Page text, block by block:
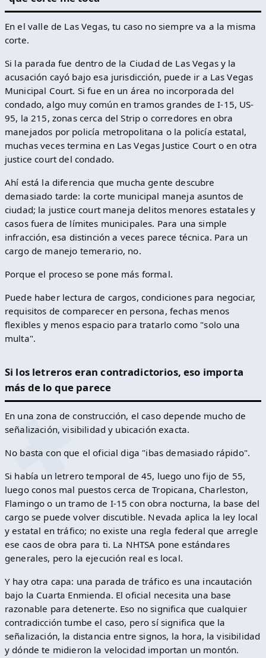
En el valle de Las Vegas, tu caso no siempre va a la misma
corte.
Si la parada fue dentro de la Ciudad de Las Vegas y la
acusación cayó bajo esa jurisdicción, puede ir a Las Vegas
Municipal Court. Si fue en un área no incorporada del
condado, algo muy común en tramos grandes de I-15, US-
95, la 215, zonas cerca del Strip o corredores en obra
manejados por policía metropolitana o la policía estatal,
muchas veces termina en Las Vegas Justice Court o en otra
justice court del condado.
Ahí está la diferencia que mucha gente descubre
demasiado tarde: la corte municipal maneja asuntos de
ciudad; la justice court maneja delitos menores estatales y
casos fuera de límites municipales. Para una simple
infracción, esa distinción a veces parece técnica. Para un
cargo de manejo temerario, no.
Porque el proceso se pone más formal.
Puede haber lectura de cargos, condiciones para negociar,
requisitos de comparecer en persona, fechas menos
flexibles y menos espacio para tratarlo como "solo una
multa".
Si los letreros eran contradictorios, eso importa
más de lo que parece
En una zona de construcción, el caso depende mucho de
señalización, visibilidad y ubicación exacta.
No basta con que el oficial diga "ibas demasiado rápido".
Si había un letrero temporal de 45, luego uno fijo de 55,
luego conos mal puestos cerca de Tropicana, Charleston,
Flamingo o un tramo de I-15 con obra nocturna, la base del
cargo se puede volver discutible. Nevada aplica la ley local
y estatal en tráfico; no existe una regla federal que arregle
ese caos de obra para ti. La NHTSA pone estándares
generales, pero la ejecución real es local.
Y hay otra capa: una parada de tráfico es una incautación
bajo la Cuarta Enmienda. El oficial necesita una base
razonable para detenerte. Eso no significa que cualquier
contradicción tumbe el caso, pero sí significa que la
señalización, la distancia entre signos, la hora, la visibilidad
y dónde te midieron la velocidad importan un montón.